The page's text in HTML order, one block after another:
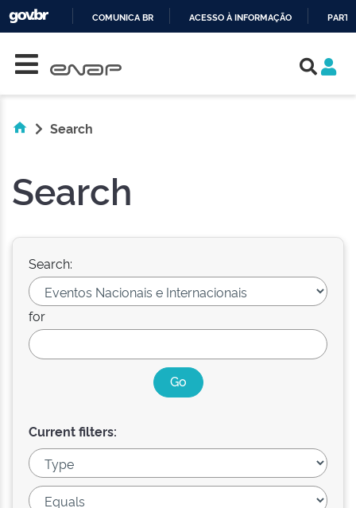
COMUNICA BR ACESSO À INFORMAÇÃO
Search
Search
Search:
for
Current filters: